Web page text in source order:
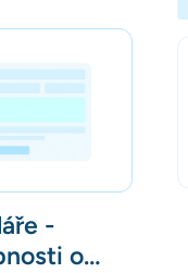
-
o